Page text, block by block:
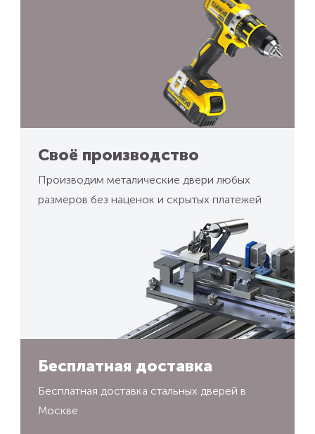
Своё производство
Производим металические двери любых
размеров без наценок и скрытых платежей
Бесплатная доставка
Бесплатная доставка стальных дверей в
Москве